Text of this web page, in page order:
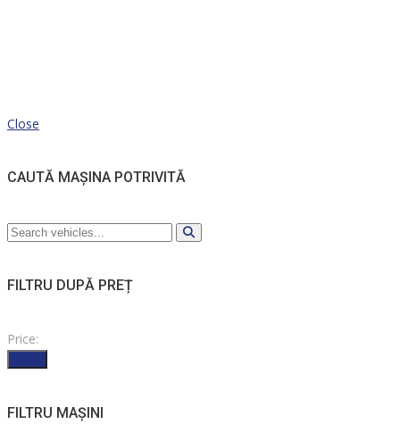
Close
CAUTĂ MAȘINA POTRIVITĂ
FILTRU DUPĂ PREȚ
Price:
FILTRU MAȘINI